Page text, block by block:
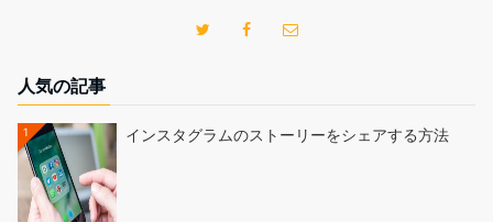
人気の記事
1 インスタグラムのストーリーをシェアする方法